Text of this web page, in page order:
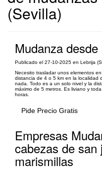
(Sevilla)
Mudanza
Publicado el 27-10-2025 en Lebrija
Necesito trasladar unos elementos
distancia de 4 o 5 km en la localidad
nada. Todo es a un solo nivel y la
máximo de 5 metros. Es liviano y
horas.
Pide Precio Gratis
Empresas
cabezas de san
marismillas